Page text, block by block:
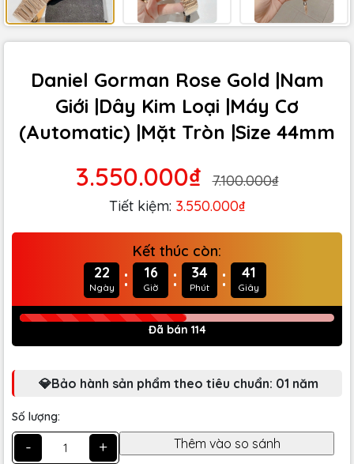
Daniel Gorman Rose Gold |Nam
Giới |Dây Kim Loại |Máy Cơ
(Automatic) |Mặt Tròn |Size 44mm
3.550.000₫
7.100.000₫
Tiết kiệm: 3.550.000₫
Kết thúc còn:
22
Ngày : 16
Giờ : 34
Phút : 39
Giây
Đã bán 114
💎Bảo hành sản phẩm theo tiêu chuẩn: 01 năm
Số lượng:
- +